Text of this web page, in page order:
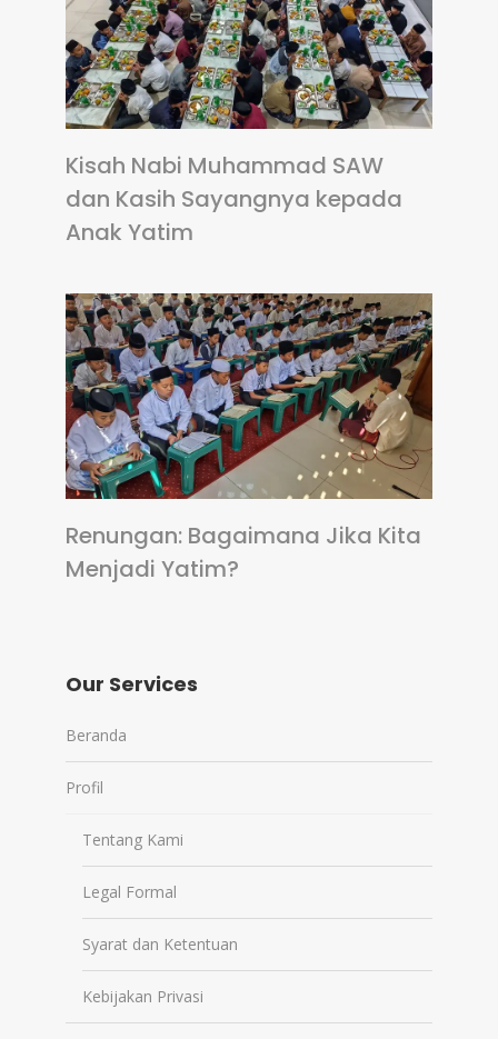
Kisah Nabi Muhammad SAW
dan Kasih Sayangnya kepada
Anak Yatim
Renungan: Bagaimana Jika Kita
Menjadi Yatim?
Our Services
Beranda
Profil
Tentang Kami
Legal Formal
Syarat dan Ketentuan
Kebijakan Privasi